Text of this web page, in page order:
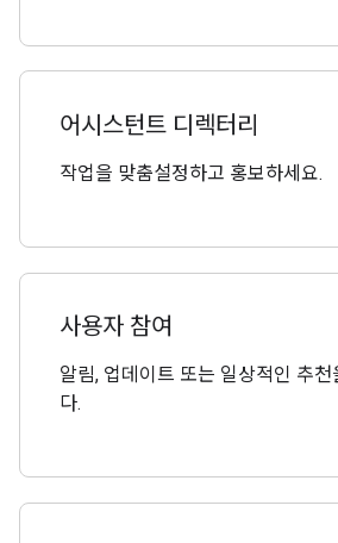
어시스턴트 디렉터리
작업을 맞춤설정하고 홍보하세요.
사용자 참여
알림, 업데이트 또는 일상적인 추천
다.